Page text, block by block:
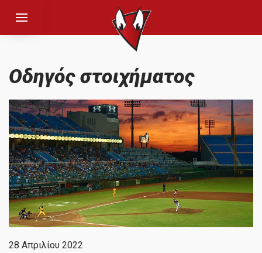
Οδηγός στοιχήματος
28 Απριλίου 2022